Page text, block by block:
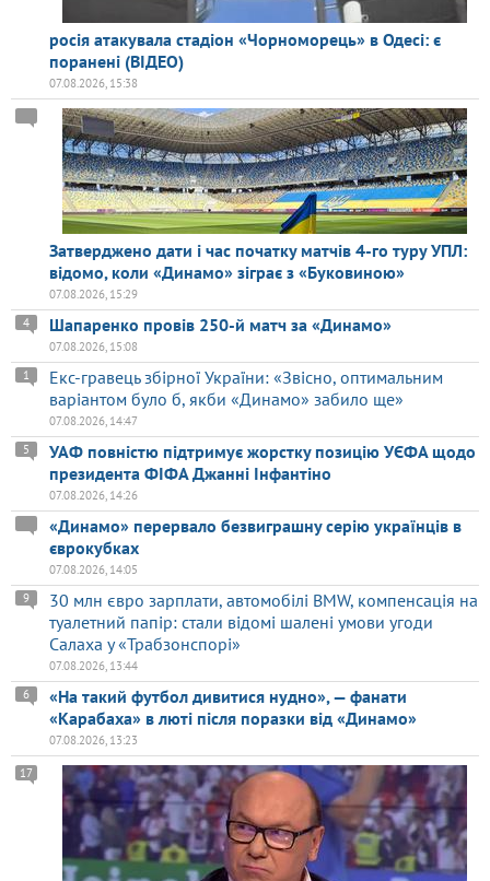
росія атакувала стадіон «Чорноморець» в Одесі: є
поранені (ВІДЕО)
07.08.2026, 15:38
Затверджено дати і час початку матчів 4-го туру УПЛ:
відомо, коли «Динамо» зіграє з «Буковиною»
07.08.2026, 15:29
Шапаренко провів 250-й матч за «Динамо»
4
07.08.2026, 15:08
Екс-гравець збірної України: «Звісно, оптимальним
варіантом було б, якби «Динамо» забило ще»
1
07.08.2026, 14:47
УАФ повністю підтримує жорстку позицію УЄФА щодо
президента ФІФА Джанні Інфантіно
5
07.08.2026, 14:26
«Динамо» перервало безвиграшну серію українців в
єврокубках
07.08.2026, 14:05
30 млн євро зарплати, автомобілі BMW, компенсація на
туалетний папір: стали відомі шалені умови угоди
Салаха у «Трабзонспорі»
9
07.08.2026, 13:44
«На такий футбол дивитися нудно», — фанати
«Карабаха» в люті після поразки від «Динамо»
6
07.08.2026, 13:23
17